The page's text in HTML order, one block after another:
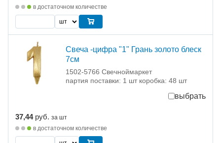
в достаточном количестве
Свеча -цифра "1" Грань золото блеск
7см
1502-5766 Свечноймаркет
партия поставки: 1 шт коробка: 48 шт
выбрать
37,44 руб. за шт
в достаточном количестве